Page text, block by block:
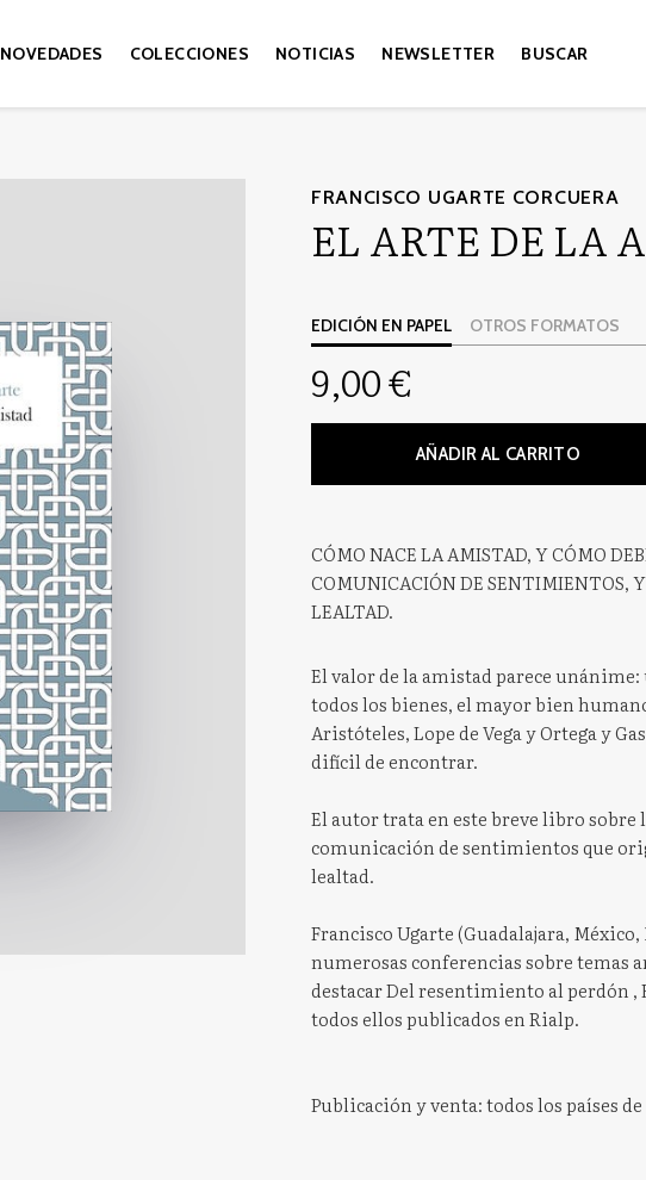
NOVEDADES COLECCIONES NOTICIAS NEWSLETTER BUSCAR
FRANCISCO UGARTE CORCUERA
EL ARTE DE LA
EDICIÓN EN PAPEL OTROS FORMATOS
9,00 €
AÑADIR AL CARRITO
CÓMO NACE LA AMISTAD, Y CÓMO
COMUNICACIÓN DE SENTIMIENTOS,
LEALTAD.
El valor de la amistad parece unánime:
todos los bienes, el mayor bien
Aristóteles, Lope de Vega y Ortega y
difícil de encontrar.
El autor trata en este breve libro sobre
comunicación de sentimientos que
lealtad.
Francisco Ugarte (Guadalajara,
numerosas conferencias sobre temas
destacar Del resentimiento al perdón ,
todos ellos publicados en Rialp.
Publicación y venta: todos los países